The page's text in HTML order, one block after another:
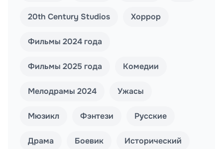
20th Century Studios Хоррор
Фильмы 2024 года
Фильмы 2025 года Комедии
Мелодрамы 2024 Ужасы
Мюзикл Фэнтези Русские
Драма Боевик Исторический